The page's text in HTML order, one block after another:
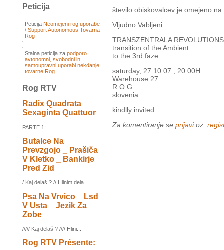
Peticija
Peticija Neomejeni rog uporabe
/ Support Autonomous Tovarna
Rog
Stalna peticija za podporo
avtonomni, svobodni in
samoupravni uporabi nekdanje
tovarne Rog
Rog RTV
Radix Quadrata
Sexaginta Quattuor
PARTE 1:
Butalce Na
Prevzgojo _ Prašiča
V Kletko _ Bankirje
Pred Zid
/ Kaj delaš ? // Hlinim dela...
Psa Na Vrvico _ Lsd
V Usta _ Jezik Za
Zobe
///// Kaj delaš ? //// Hlini...
Rog RTV Présente:
število obiskovalcev je omejeno na
Vljudno Vabljeni
TRANSZENTRALA REVOLUTIONS
transition of the Ambient
to the 3rd faze
saturday, 27.10.07 , 20:00H
Warehouse 27
R.O.G.
slovenia
kindlly invited
Za komentiranje se prijavioz.